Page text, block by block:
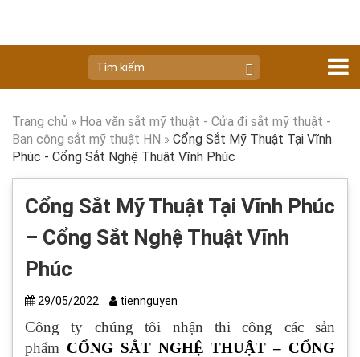
Trang chủ » Hoa văn sắt mỹ thuật - Cửa đi sắt mỹ thuật -
Ban công sắt mỹ thuật HN » Cổng Sắt Mỹ Thuật Tại Vĩnh
Phúc - Cổng Sắt Nghệ Thuật Vĩnh Phúc
Cổng Sắt Mỹ Thuật Tại Vĩnh Phúc
– Cổng Sắt Nghệ Thuật Vĩnh
Phúc
29/05/2022 tiennguyen
Công ty chúng tôi nhận thi công các sản
phẩm CỔNG SẮT NGHỆ THUẬT – CỔNG